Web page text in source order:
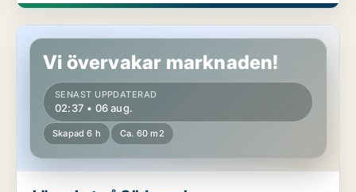
Lägenhet på Södermalm
Vi övervakar marknaden!
SENAST UPPDATERAD
02:37 • 06 aug.
Skapad 6 h Ca. 60 m2